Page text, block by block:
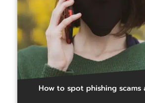
How to spot phishing scams